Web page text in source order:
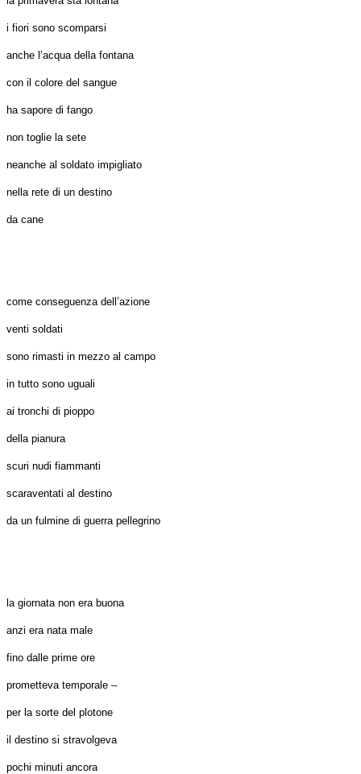
i fiori sono scomparsi
anche l’acqua della fontana
con il colore del sangue
ha sapore di fango
non toglie la sete
neanche al soldato impigliato
nella rete di un destino
da cane
come conseguenza dell’azione
venti soldati
sono rimasti in mezzo al campo
in tutto sono uguali
ai tronchi di pioppo
della pianura
scuri nudi fiammanti
scaraventati al destino
da un fulmine di guerra pellegrino
la giornata non era buona
anzi era nata male
fino dalle prime ore
prometteva temporale –
per la sorte del plotone
il destino si stravolgeva
pochi minuti ancora